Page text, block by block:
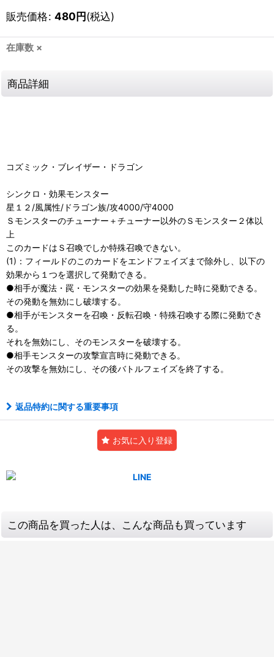
販売価格: 480円(税込)
在庫数 ×
商品詳細
コズミック・ブレイザー・ドラゴン
シンクロ・効果モンスター
星１２/風属性/ドラゴン族/攻4000/守4000
Ｓモンスターのチューナー＋チューナー以外のＳモンスター２体以
上
このカードはＳ召喚でしか特殊召喚できない。
(1)：フィールドのこのカードをエンドフェイズまで除外し、以下の
効果から１つを選択して発動できる。
●相手が魔法・罠・モンスターの効果を発動した時に発動できる。
その発動を無効にし破壊する。
●相手がモンスターを召喚・反転召喚・特殊召喚する際に発動でき
る。
それを無効にし、そのモンスターを破壊する。
●相手モンスターの攻撃宣言時に発動できる。
その攻撃を無効にし、その後バトルフェイズを終了する。
返品特約に関する重要事項
お気に入り登録
この商品を買った人は、こんな商品も買っています